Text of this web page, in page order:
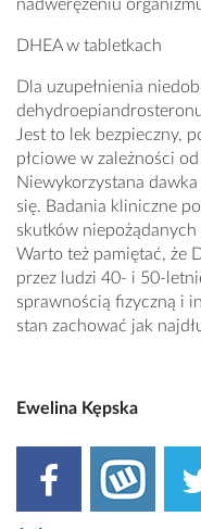
nadwerężeniu
DHEA w tabletkach
Dla uzupełnienia
Jest to lek bezpieczny,
płciowe w zależności
Niewykorzystana
się. Badania kliniczne
skutków
Warto też pamiętać, że
przez ludzi 40- i 50-
sprawnością fizyczną i
stan zachować jak
Ewelina Kępska